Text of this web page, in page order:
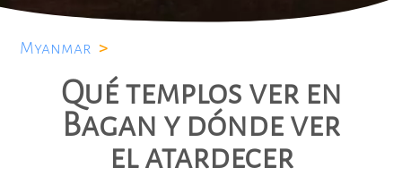
Myanmar >
Qué templos ver en
Bagan y dónde ver
el atardecer